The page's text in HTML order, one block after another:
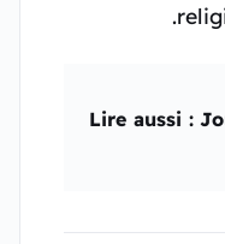
Lire aussi :